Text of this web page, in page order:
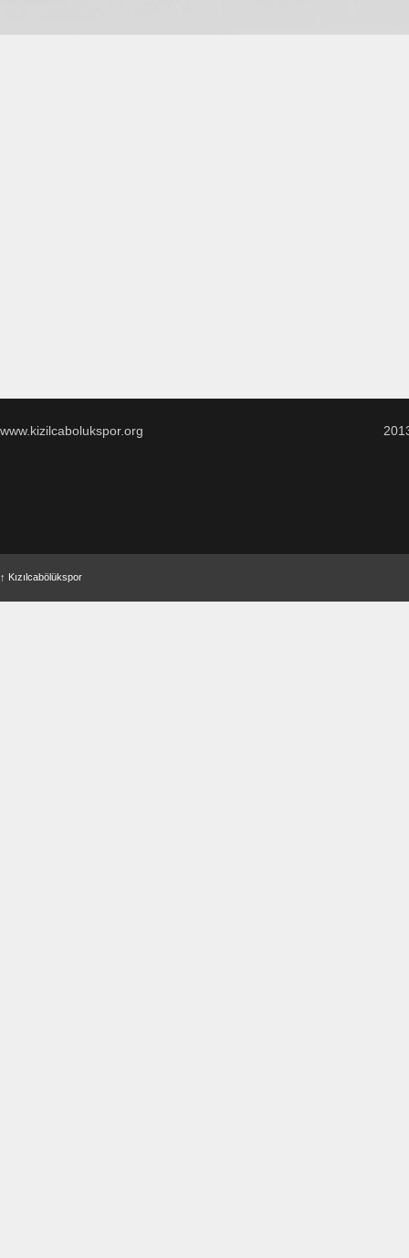
www.kizilcabolukspor.org
↑ Kızılcabölükspor